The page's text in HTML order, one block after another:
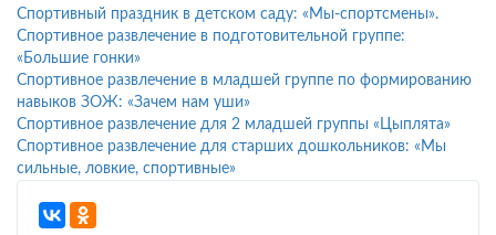
Спортивный праздник в детском саду: «Мы-спортсмены».
Спортивное развлечение в подготовительной группе:
«Большие гонки»
Спортивное развлечение в младшей группе по формированию
навыков ЗОЖ: «Зачем нам уши»
Спортивное развлечение для 2 младшей группы «Цыплята»
Спортивное развлечение для старших дошкольников: «Мы
сильные, ловкие, спортивные»